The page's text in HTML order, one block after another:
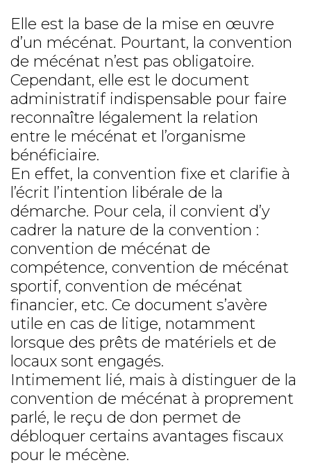
Elle est la base de la mise en œuvre
d’un mécénat. Pourtant, la convention
de mécénat n’est pas obligatoire.
Cependant, elle est le document
administratif indispensable pour faire
reconnaître légalement la relation
entre le mécénat et l’organisme
bénéficiaire.
En effet, la convention fixe et clarifie à
l’écrit l’intention libérale de la
démarche. Pour cela, il convient d’y
cadrer la nature de la convention :
convention de mécénat de
compétence, convention de mécénat
sportif, convention de mécénat
financier, etc. Ce document s’avère
utile en cas de litige, notamment
lorsque des prêts de matériels et de
locaux sont engagés.
Intimement lié, mais à distinguer de la
convention de mécénat à proprement
parlé, le reçu de don permet de
débloquer certains avantages fiscaux
pour le mécène.